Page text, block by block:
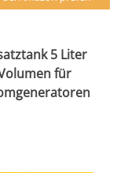
5 Liter
für